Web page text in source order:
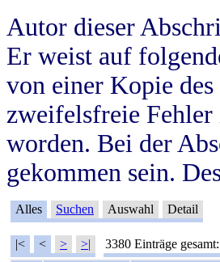
Autor dieser
Er weist auf
von einer Kopie
zweifelsfreie
worden. Bei der
gekommen sein.
Alles Suchen Auswahl Detail
|< < > >| 3380 Einträge gesamt: